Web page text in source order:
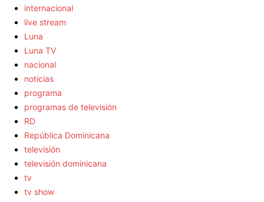
internacional
live stream
Luna
Luna TV
nacional
noticias
programa
programas de televisión
RD
República Dominicana
televisión
televisión dominicana
tv
tv show